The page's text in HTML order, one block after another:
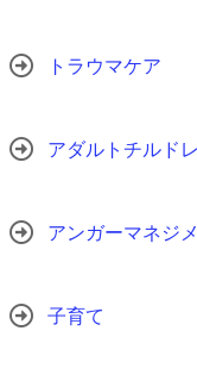
トラウマケア
アダルトチルド
アンガーマネジ
子育て